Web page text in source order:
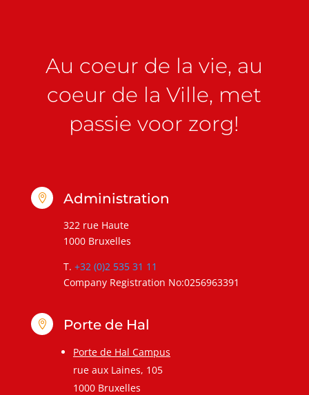
Au coeur de la vie, au
coeur de la Ville, met
passie voor zorg!
 Administration
322 rue Haute
1000 Bruxelles
T. +32 (0)2 535 31 11
Company Registration No:0256963391
 Porte de Hal
Porte de Hal Campus
rue aux Laines, 105
1000 Bruxelles